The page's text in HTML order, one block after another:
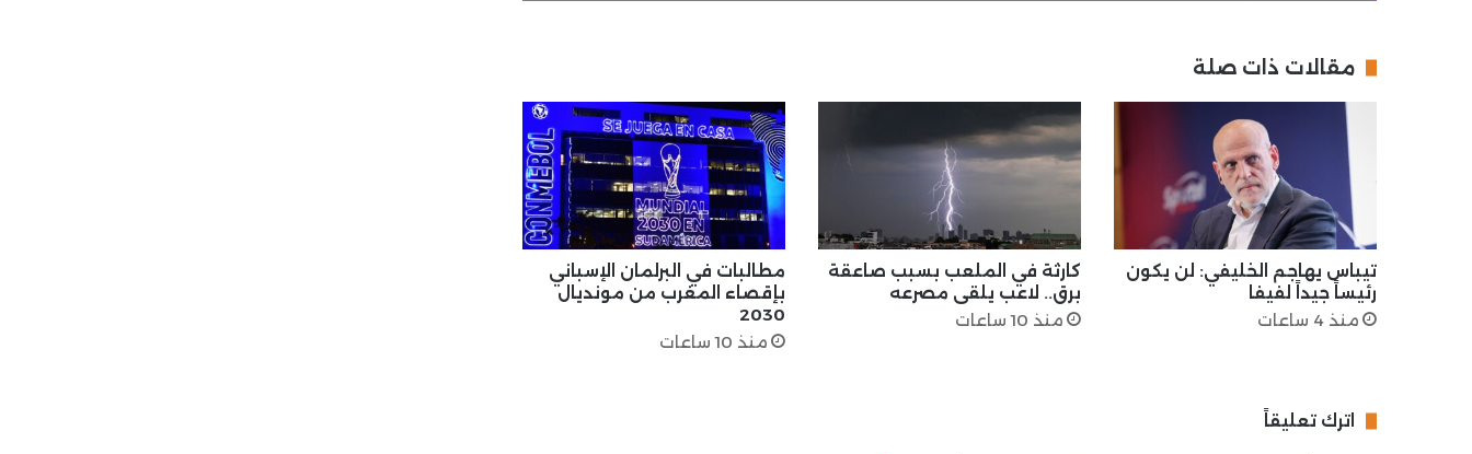
مقالات ذات صلة
تيباس يهاجم الخليفي: لن يكون
رئيساً جيداً لفيفا
منذ 4 ساعات
كارثة في الملعب بسبب صاعقة
برق.. لاعب يلقى مصرعه
منذ 10 ساعات
مطالبات في البرلمان الإسباني
بإقصاء المغرب من مونديال
2030
منذ 10 ساعات
اترك تعليقاً